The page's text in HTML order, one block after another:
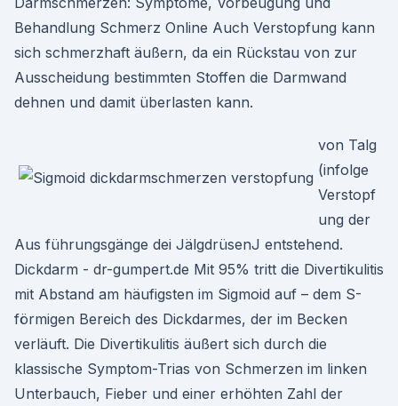
Behandlung Schmerz Online Auch Verstopfung kann
sich schmerzhaft äußern, da ein Rückstau von zur
Ausscheidung bestimmten Stoffen die Darmwand
dehnen und damit überlasten kann.
von Talg
(infolge
Verstopf
ung der
Aus führungsgänge dei JälgdrüsenJ entstehend.
Dickdarm - dr-gumpert.de Mit 95% tritt die Divertikulitis
mit Abstand am häufigsten im Sigmoid auf – dem S-
förmigen Bereich des Dickdarmes, der im Becken
verläuft. Die Divertikulitis äußert sich durch die
klassische Symptom-Trias von Schmerzen im linken
Unterbauch, Fieber und einer erhöhten Zahl der